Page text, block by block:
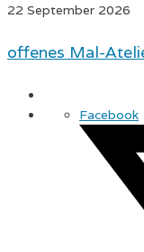
22 September 2026
offenes Mal-
Facebook